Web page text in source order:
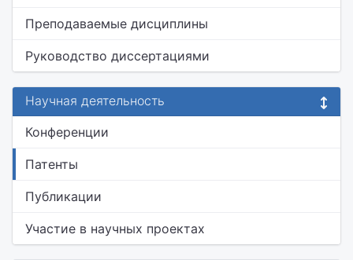
Преподаваемые дисциплины
Руководство диссертациями
Научная деятельность
Конференции
Патенты
Публикации
Участие в научных проектах